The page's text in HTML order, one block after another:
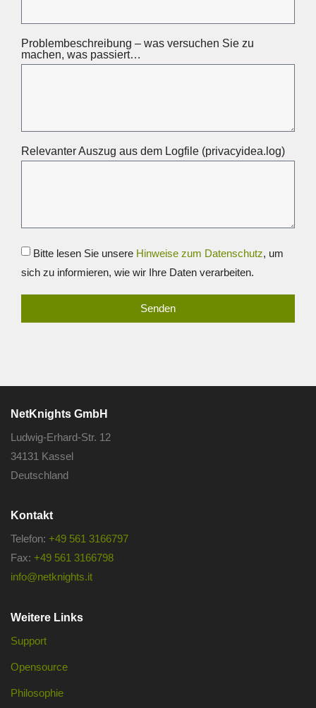
Problembeschreibung – was versuchen Sie zu
machen, was passiert…
Relevanter Auszug aus dem Logfile (privacyidea.log)
Bitte lesen Sie unsere Hinweise zum Datenschutz, um
sich zu informieren, wie wir Ihre Daten verarbeiten.
Senden
NetKnights GmbH
Ludwig-Erhard-Str. 12
34131 Kassel
Deutschland
Kontakt
Telefon: +49 561 3166797
Fax: +49 561 3166798
info@netknights.it
Weitere Links
Support
Opensource
Philosophie